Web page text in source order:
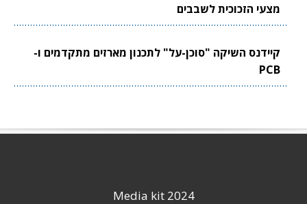
מצעי הזכוכית לשבבים
קיידנס השיקה "סוכן-על" לתכנון מארזים מתקדמים ו-
PCB
Media kit 2024